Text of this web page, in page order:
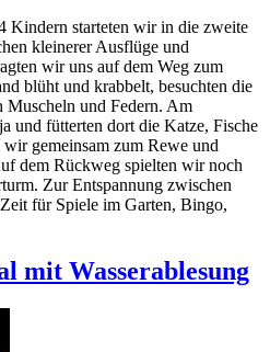
Kindern starteten wir in die zweite
kleinerer Ausflüge und
wir uns auf dem Weg zum
blüht und krabbelt, besuchten die
Muscheln und Federn. Am
und fütterten dort die Katze, Fische
gemeinsam zum Rewe und
dem Rückweg spielten wir noch
Zur Entspannung zwischen
für Spiele im Garten, Bingo,
mit Wasserablesung